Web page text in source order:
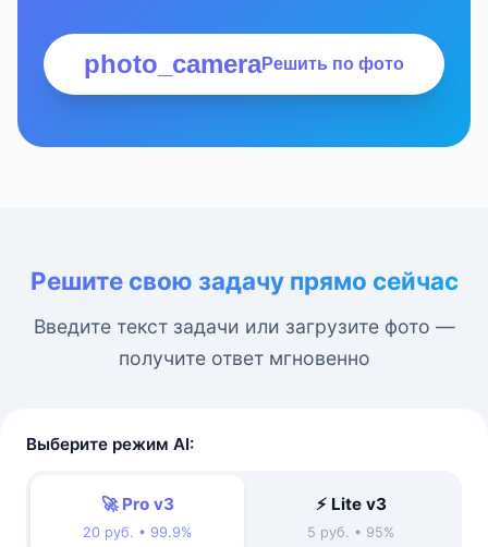
photo_cameraРешить по фото
Решите свою задачу прямо сейчас
Введите текст задачи или загрузите фото —
получите ответ мгновенно
Выберите режим AI:
🚀 Pro v3
20 руб. • 99.9%
⚡ Lite v3
5 руб. • 95%